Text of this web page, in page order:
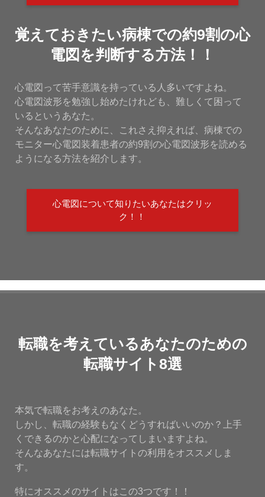
覚えておきたい病棟での約9割の心
電図を判断する方法！！
心電図って苦手意識を持っている人多いですよね。
心電図波形を勉強し始めたけれども、難しくて困って
いるというあなた。
そんなあなたのために、これさえ抑えれば、病棟での
モニター心電図装着患者の約9割の心電図波形を読める
ようになる方法を紹介します。
心電図について知りたいあなたはクリッ
ク！！
転職を考えているあなたのための
転職サイト8選
本気で転職をお考えのあなた。
しかし、転職の経験もなくどうすればいいのか？上手
くできるのかと心配になってしまいますよね。
そんなあなたには転職サイトの利用をオススメしま
す。
特にオススメのサイトはこの3つです！！